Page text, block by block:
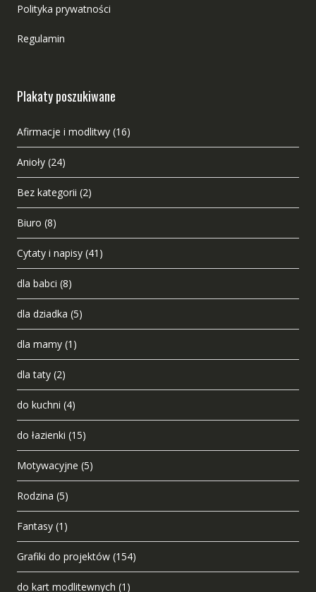
Polityka prywatności
Regulamin
Plakaty poszukiwane
Afirmacje i modlitwy (16)
Anioły (24)
Bez kategorii (2)
Biuro (8)
Cytaty i napisy (41)
dla babci (8)
dla dziadka (5)
dla mamy (1)
dla taty (2)
do kuchni (4)
do łazienki (15)
Motywacyjne (5)
Rodzina (5)
Fantasy (1)
Grafiki do projektów (154)
do kart modlitewnych (1)